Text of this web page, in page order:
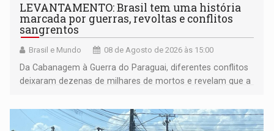
LEVANTAMENTO: Brasil tem uma história
marcada por guerras, revoltas e conflitos
sangrentos
Brasil e Mundo 08 de Agosto de 2026 às 15:00
Da Cabanagem à Guerra do Paraguai, diferentes conflitos
deixaram dezenas de milhares de mortos e revelam que a
territoriais e sociais